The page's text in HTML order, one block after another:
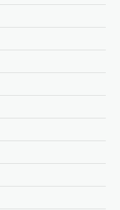
,വാർത്തകൾ
7, 2026
പൊലീസിന്
നൽകി തൃശൂർ